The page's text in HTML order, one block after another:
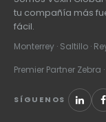
tu compañía más
fácil.
Monterrey · Saltillo ·
Premier Partner Zebra
SÍGUENOS